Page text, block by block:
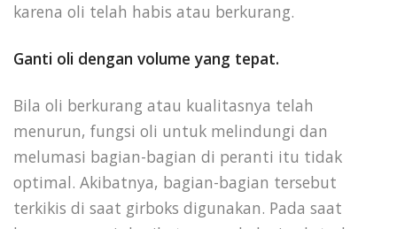
karena oli telah habis atau berkurang.
Ganti oli dengan volume yang tepat.
Bila oli berkurang atau kualitasnya telah
menurun, fungsi oli untuk melindungi dan
melumasi bagian-bagian di peranti itu tidak
optimal. Akibatnya, bagian-bagian tersebut
terkikis di saat girboks digunakan. Pada saat